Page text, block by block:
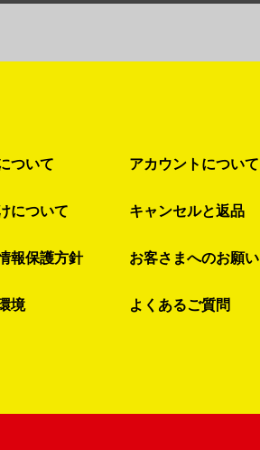
ついて アカウントについて
について キャンセルと返品
報保護方針 お客さまへのお願い
境 よくあるご質問